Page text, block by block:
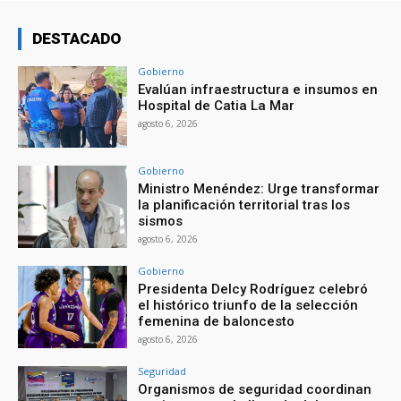
DESTACADO
Gobierno
Evalúan infraestructura e insumos en
Hospital de Catia La Mar
agosto 6, 2026
Gobierno
Ministro Menéndez: Urge transformar
la planificación territorial tras los
sismos
agosto 6, 2026
Gobierno
Presidenta Delcy Rodríguez celebró
el histórico triunfo de la selección
femenina de baloncesto
agosto 6, 2026
Seguridad
Organismos de seguridad coordinan